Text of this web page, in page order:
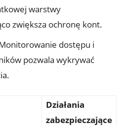
warstwy
zwiększa​ ochronę kont.
dostępu i
pozwala wykrywać
Działania⁤
zabezpieczające